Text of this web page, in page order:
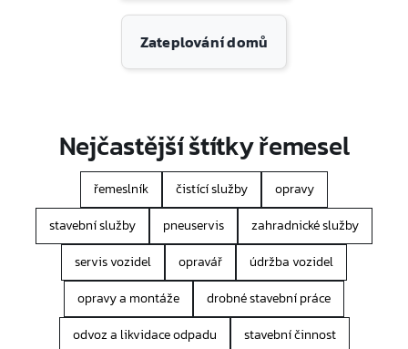
Zateplování domů
Nejčastější štítky řemesel
řemeslník čistící služby
opravy
stavební služby
pneuservis
zahradnické služby
servis vozidel
opravář
údržba vozidel
opravy a montáže
drobné stavební práce
odvoz a likvidace odpadu
stavební činnost